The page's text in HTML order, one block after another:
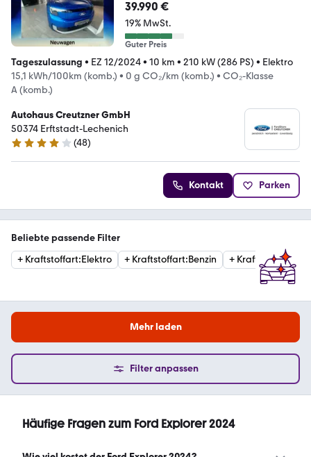
39.990 €
19% MwSt.
Guter Preis
Tageszulassung • EZ 12/2024• 10 km • 210 kW (286 PS) • Elektro
15,1 kWh/100km (komb.) • 0 g CO₂/km (komb.) • CO₂-Klasse
A (komb.)
Autohaus Creutzner GmbH
50374 Erftstadt-Lechenich
4.2 Sterne
(48)
Kontakt Parken
Beliebte passende Filter
+ Kraftstoffart:Elektro + Kraftstoffart:Benzin + Kraftstoffart:
Mehr laden
Filter anpassen
Häufige Fragen zum Ford Explorer 2024